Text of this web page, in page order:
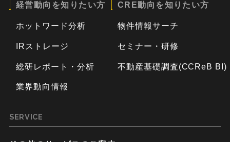
経営動向を知りたい方
ホットワード分析
IRストレージ
総研レポート・分析
業界動向情報
CRE動向を知りたい方
物件情報サーチ
セミナー・研修
不動産基礎調査(CCReB BI)
SERVICE